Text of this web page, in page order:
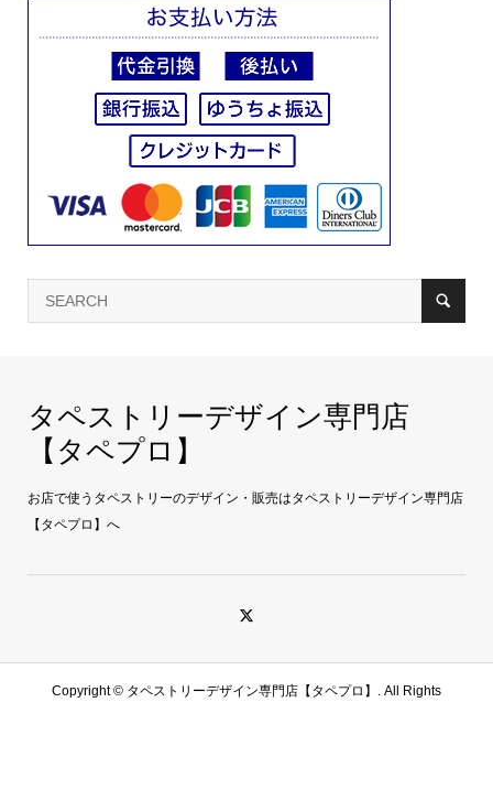
タペストリーデザイン専門店
【タペプロ】
お店で使うタペストリーのデザイン・販売はタペストリーデザイン専門店
【タペプロ】へ
Copyright © タペストリーデザイン専門店【タペプロ】. All Rights